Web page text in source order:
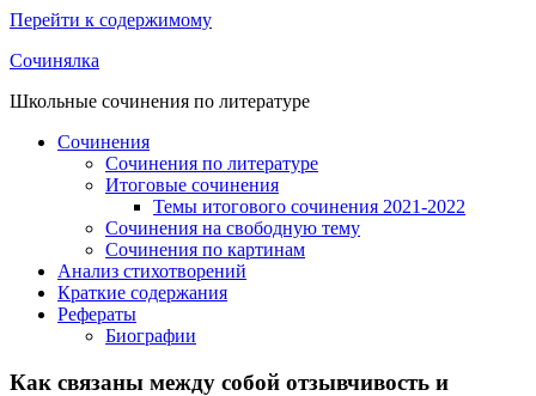
Перейти к содержимому
Сочинялка
Школьные сочинения по литературе
Сочинения
Сочинения по литературе
Итоговые сочинения
Темы итогового сочинения 2021-2022
Сочинения на свободную тему
Сочинения по картинам
Анализ стихотворений
Краткие содержания
Рефераты
Биографии
Как связаны между собой отзывчивость и